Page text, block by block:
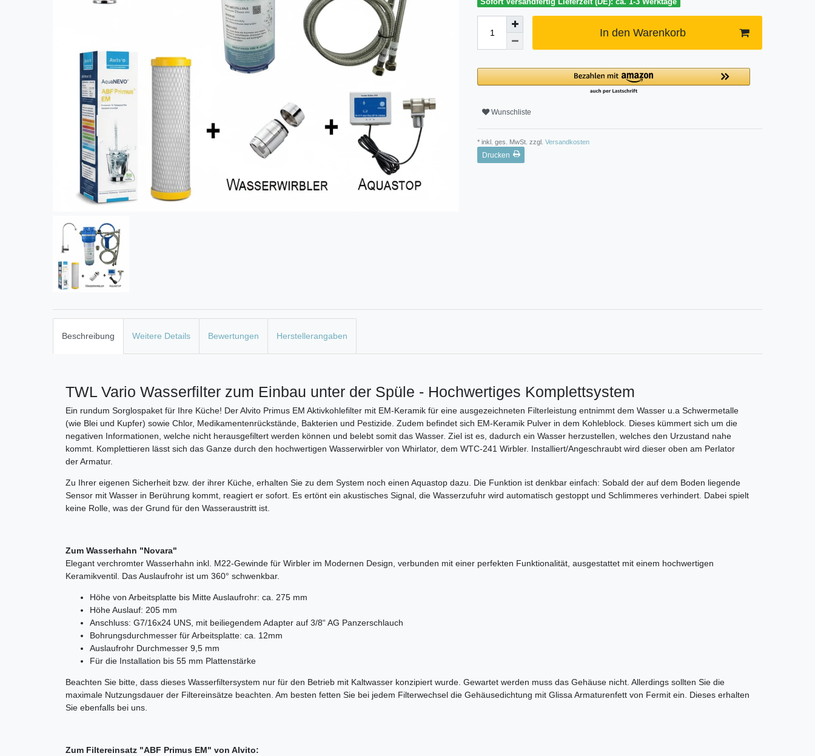
In den Warenkorb
Wunschliste
* inkl. ges. MwSt. zzgl. Versandkosten
Drucken
Beschreibung Weitere Details Bewertungen Herstellerangaben
TWL Vario Wasserfilter zum Einbau unter der Spüle - Hochwertiges Komplettsystem
Ein rundum Sorglospaket für Ihre Küche! Der Alvito Primus EM Aktivkohlefilter mit EM-Keramik für eine ausgezeichneten Filterleistung entnimmt dem Wasser u.a Schwermetalle
(wie Blei und Kupfer) sowie Chlor, Medikamentenrückstände, Bakterien und Pestizide. Zudem befindet sich EM-Keramik Pulver in dem Kohleblock. Dieses kümmert sich um die
negativen Informationen, welche nicht herausgefiltert werden können und belebt somit das Wasser. Ziel ist es, dadurch ein Wasser herzustellen, welches den Urzustand nahe
kommt. Komplettieren lässt sich das Ganze durch den hochwertigen Wasserwirbler von Whirlator, dem WTC-241 Wirbler. Installiert/Angeschraubt wird dieser oben am Perlator
der Armatur.
Zu Ihrer eigenen Sicherheit bzw. der ihrer Küche, erhalten Sie zu dem System noch einen Aquastop dazu. Die Funktion ist denkbar einfach: Sobald der auf dem Boden liegende
Sensor mit Wasser in Berührung kommt, reagiert er sofort. Es ertönt ein akustisches Signal, die Wasserzufuhr wird automatisch gestoppt und Schlimmeres verhindert. Dabei spielt
keine Rolle, was der Grund für den Wasseraustritt ist.
Zum Wasserhahn "Novara"
Elegant verchromter Wasserhahn inkl. M22-Gewinde für Wirbler im Modernen Design, verbunden mit einer perfekten Funktionalität, ausgestattet mit einem hochwertigen
Keramikventil. Das Auslaufrohr ist um 360° schwenkbar.
Höhe von Arbeitsplatte bis Mitte Auslaufrohr: ca. 275 mm
Höhe Auslauf: 205 mm
Anschluss: G7/16x24 UNS, mit beiliegendem Adapter auf 3/8“ AG Panzerschlauch
Bohrungsdurchmesser für Arbeitsplatte: ca. 12mm
Auslaufrohr Durchmesser 9,5 mm
Für die Installation bis 55 mm Plattenstärke
Beachten Sie bitte, dass dieses Wasserfiltersystem nur für den Betrieb mit Kaltwasser konzipiert wurde. Gewartet werden muss das Gehäuse nicht. Allerdings sollten Sie die
maximale Nutzungsdauer der Filtereinsätze beachten. Am besten fetten Sie bei jedem Filterwechsel die Gehäusedichtung mit Glissa Armaturenfett von Fermit ein. Dieses erhalten
Sie ebenfalls bei uns.
Zum Filtereinsatz "ABF Primus EM" von Alvito: